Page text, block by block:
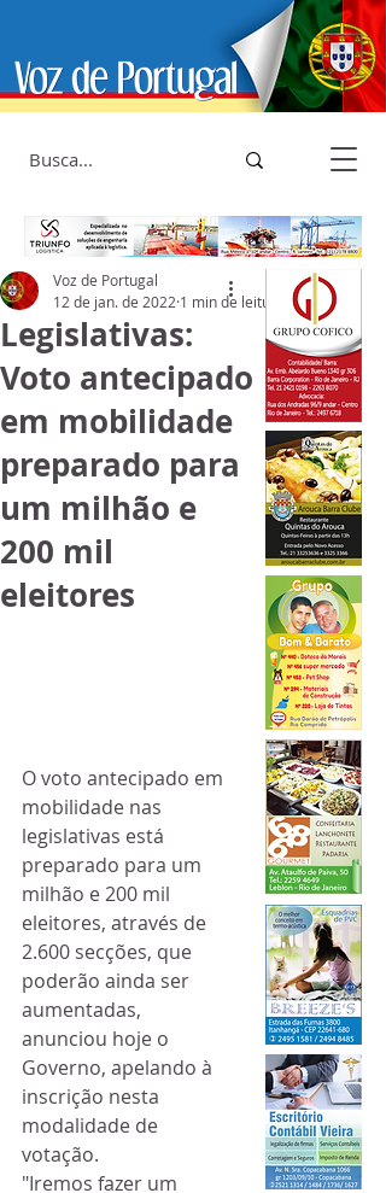
Legislativas:
Voto antecipado
em mobilidade
preparado para
um milhão e
200 mil
eleitores
Voz de Portugal
12 de jan. de 2022 1 min de leitura
O voto antecipado em
mobilidade nas
legislativas está
preparado para um
milhão e 200 mil
eleitores, através de
2.600 secções, que
poderão ainda ser
aumentadas,
anunciou hoje o
Governo, apelando à
inscrição nesta
modalidade de
votação.
"Iremos fazer um